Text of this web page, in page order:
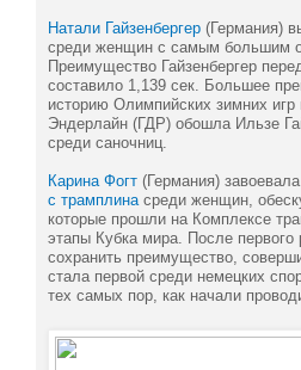
Натали Гайзенбергер (Германия)
среди женщин с самым большим
Преимущество Гайзенбергер
составило 1,139 сек. Большее
историю Олимпийских зимних
Эндерлайн (ГДР) обошла Ильзе
среди саночниц.
Карина Фогт (Германия)
с трамплина среди женщин,
которые прошли на Комплексе
этапы Кубка мира. После
сохранить преимущество,
стала первой среди немецких
тех самых пор, как начали